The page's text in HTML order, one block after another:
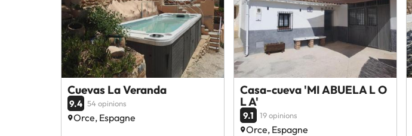
Cuevas La Veranda
9.4 54 opinions
Orce, Espagne
Casa-cueva 'MI ABUELA L O
L A'
9.1 19 opinions
Orce, Espagne